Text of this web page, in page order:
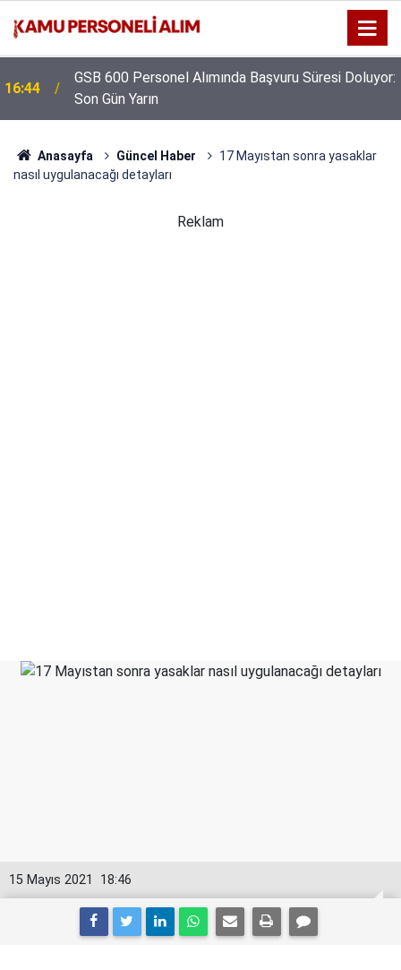
16:44
GSB 600 Personel Alımında Başvuru Süresi Doluyor:
Son Gün Yarın
Anasayfa Güncel Haber
17 Mayıstan sonra yasaklar
nasıl uygulanacağı detayları
Reklam
18:46
15 Mayıs 2021